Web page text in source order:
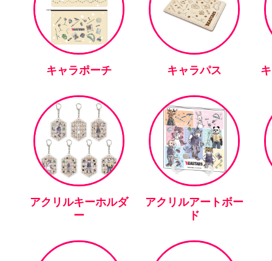
キャラポーチ キャラパス
アクリルキーホルダ
ー
アクリルアートボー
ド